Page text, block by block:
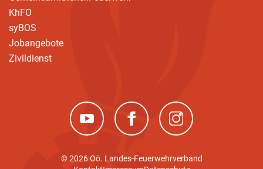
KhFO
syBOS
Jobangebote
Zivildienst
(neues Fenster)(neues Fenster)(neues Fenster)
© 2026 Oö. Landes-Feuerwehrverband